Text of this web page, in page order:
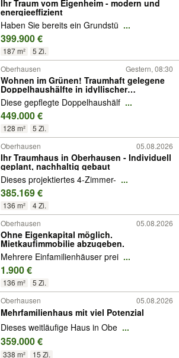
Ihr Traum vom Eigenheim - modern und
energieeffizient
Haben Sie bereits ein Grundstü ...
399.900 €
187 m² 5 Zi.
Oberhausen Gestern, 08:30
Wohnen im Grünen! Traumhaft gelegene
Doppelhaushälfte in idyllischer
Naturkulisse
Diese gepflegte Doppelhaushälf ...
449.000 €
128 m² 5 Zi.
Oberhausen 05.08.2026
Ihr Traumhaus in Oberhausen - Individuell
geplant, nachhaltig gebaut
Dieses projektiertes 4-Zimmer- ...
385.169 €
136 m² 4 Zi.
Oberhausen 05.08.2026
Ohne Eigenkapital möglich.
Mietkaufimmobilie abzugeben.
Mehrere Einfamilienhäuser prei ...
1.900 €
136 m² 5 Zi.
Oberhausen 05.08.2026
Mehrfamilienhaus mit viel Potenzial
Dieses weitläufige Haus in Obe ...
359.000 €
338 m² 15 Zi.